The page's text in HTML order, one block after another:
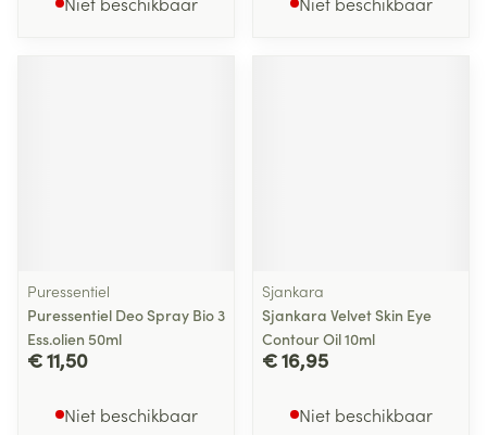
Puressentiel
Puressentiel Deo Spray Bio 3
Ess.olien 50ml
€ 11,50
Niet beschikbaar
Sjankara
Sjankara Velvet Skin Eye
Contour Oil 10ml
€ 16,95
Niet beschikbaar